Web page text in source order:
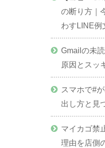
の断り方｜
わすLINE例
Gmailの未
原因とスッ
スマホで#
出し方と見
マイカゴ禁
理由を店側